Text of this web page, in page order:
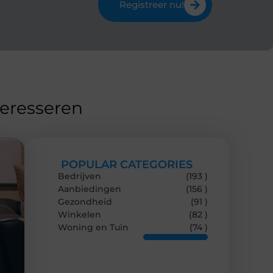
Registreer nu!
POPULAR CATEGORIES
Bedrijven
(193 )
Aanbiedingen
(156 )
Gezondheid
(91 )
Winkelen
(82 )
Woning en Tuin
(74 )